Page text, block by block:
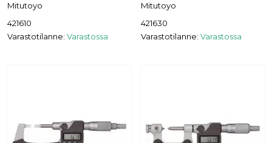
Mitutoyo
421610
Varastotilanne: Varastossa
Mitutoyo
421630
Varastotilanne: Varastossa